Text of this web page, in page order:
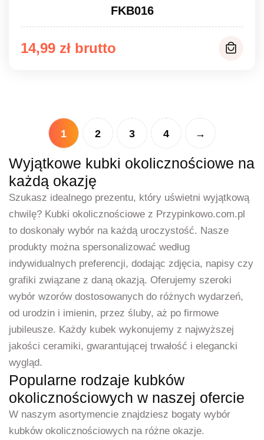
FKB016
14,99 zł
1 2 3 4 →
Wyjątkowe kubki okolicznościowe na
każdą okazję
Szukasz idealnego prezentu, który uświetni wyjątkową
chwilę? Kubki okolicznościowe z Przypinkowo.com.pl
to doskonały wybór na każdą uroczystość. Nasze
produkty można spersonalizować według
indywidualnych preferencji, dodając zdjęcia, napisy czy
grafiki związane z daną okazją. Oferujemy szeroki
wybór wzorów dostosowanych do różnych wydarzeń,
od urodzin i imienin, przez śluby, aż po firmowe
jubileusze. Każdy kubek wykonujemy z najwyższej
jakości ceramiki, gwarantującej trwałość i elegancki
wygląd.
Popularne rodzaje kubków
okolicznościowych w naszej ofercie
W naszym asortymencie znajdziesz bogaty wybór
kubków okolicznościowych na różne okazje.